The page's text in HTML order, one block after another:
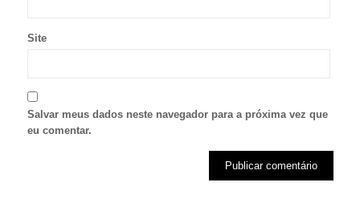
Site
Salvar meus dados neste navegador para a próxima vez que
eu comentar.